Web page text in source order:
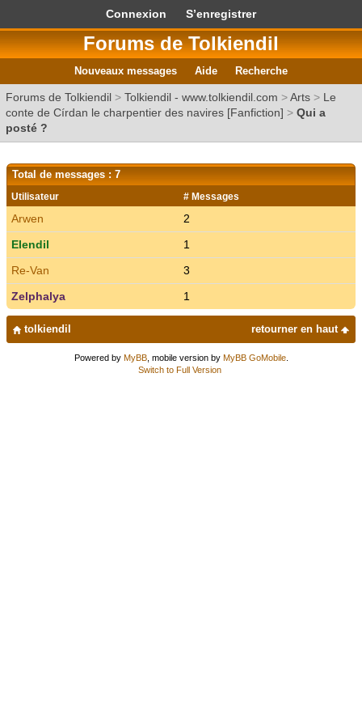
Connexion S’enregistrer
Forums de Tolkiendil
Nouveaux messages Aide Recherche
Forums de Tolkiendil > Tolkiendil - www.tolkiendil.com >Arts > Le
conte de Círdan le charpentier des navires [Fanfiction] > Qui a
posté ?
Total de messages : 7
Utilisateur # Messages
Arwen
2
Elendil
1
Re-Van
3
Zelphalya
1
retourner en haut
tolkiendil
Powered by MyBB, mobile version by MyBB GoMobile.
Switch to Full Version